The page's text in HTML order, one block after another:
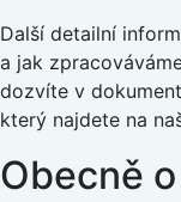
Další detailní
a jak
dozvíte v
který najdete na
Obecně